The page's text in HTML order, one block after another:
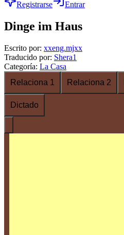
Registrarse Entrar
Dinge im Haus
Escrito por: xxeng.mjxx
Traducido por: Shera1
Categoría: La Casa
Relaciona 1
Relaciona 2
Dictado